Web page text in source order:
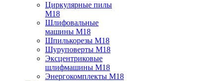
Циркулярные пилы
M18
Шлифовальные
машины M18
Шпилькорезы M18
Шуруповерты M18
Эксцентриковые
шлифмашины M18
Энергокомплекты M18